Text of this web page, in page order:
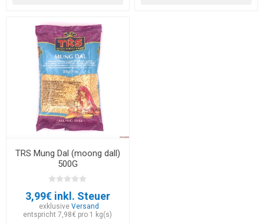
TRS Mung Dal (moong dall)
500G
3,99€ inkl. Steuer
exklusiveVersand
entspricht 7,98€ pro 1 kg(s)